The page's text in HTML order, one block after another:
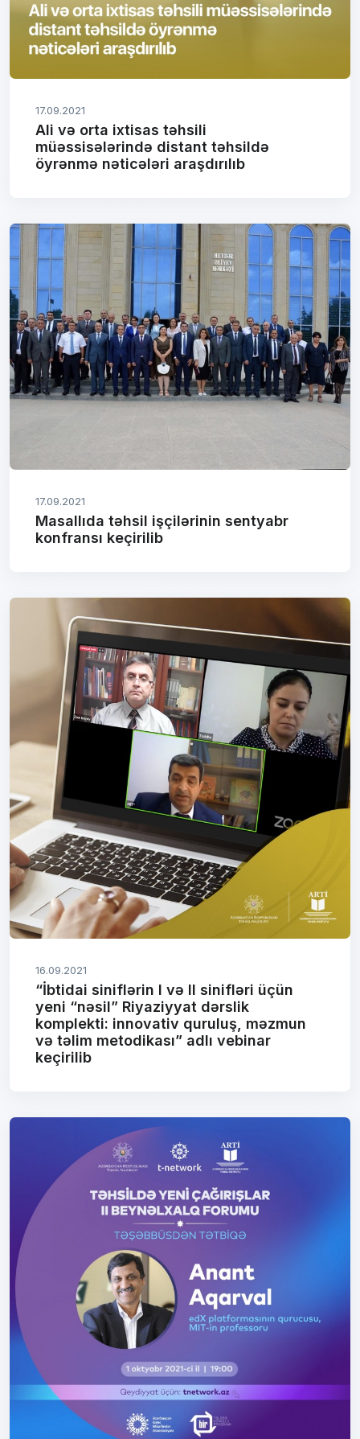
17.09.2021
Ali və orta ixtisas təhsili
müəssisələrində distant təhsildə
öyrənmə nəticələri araşdırılıb
17.09.2021
Masallıda təhsil işçilərinin sentyabr
konfransı keçirilib
16.09.2021
“İbtidai siniflərin I və II sinifləri üçün
yeni “nəsil” Riyaziyyat dərslik
komplekti: innovativ quruluş, məzmun
və təlim metodikası” adlı vebinar
keçirilib